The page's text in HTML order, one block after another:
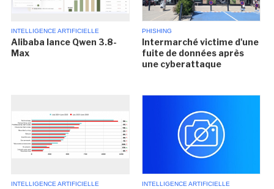
INTELLIGENCE ARTIFICIELLE
Alibaba lance Qwen 3.8-
Max
PHISHING
Intermarché victime d'une
fuite de données après
une cyberattaque
INTELLIGENCE ARTIFICIELLE INTELLIGENCE ARTIFICIELLE